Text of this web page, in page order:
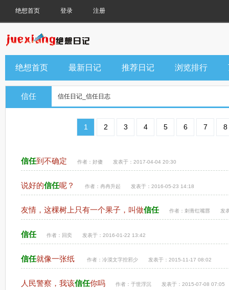
绝想首页 登录 注册
绝想首页 最新日记 推荐日记 浏览排行
信任 信任日记_信任日志
1 2 3 4 5 6 7 8
信任到不确定 作者： 好傻 发表于：2017-04-04 20:30
说好的信任呢？ 作者： 冉冉升起 发表于：2016-05-23 14:18
友情，这棵树上只有一个果子，叫做信任 作者： 刺青红嘴唇 发
信任 作者： 回奕 发表于：2016-01-22 13:42
信任就像一张纸 作者： 冷漠文字控邪少 发表于：2015-11-17 08:02
人民警察，我该信任你吗 作者： 于世浮沉 发表于：2015-07-08 07:05